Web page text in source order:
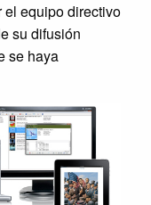
el equipo directivo
su difusión
se haya